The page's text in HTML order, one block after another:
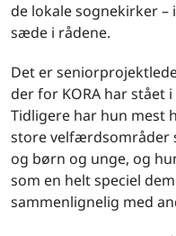
de lokale sognekirker –
sæde i rådene.
Det er
der for KORA har stået
Tidligere har hun mest
store velfærdsområder
og børn og unge, og
som en helt speciel
sammenlignelig med